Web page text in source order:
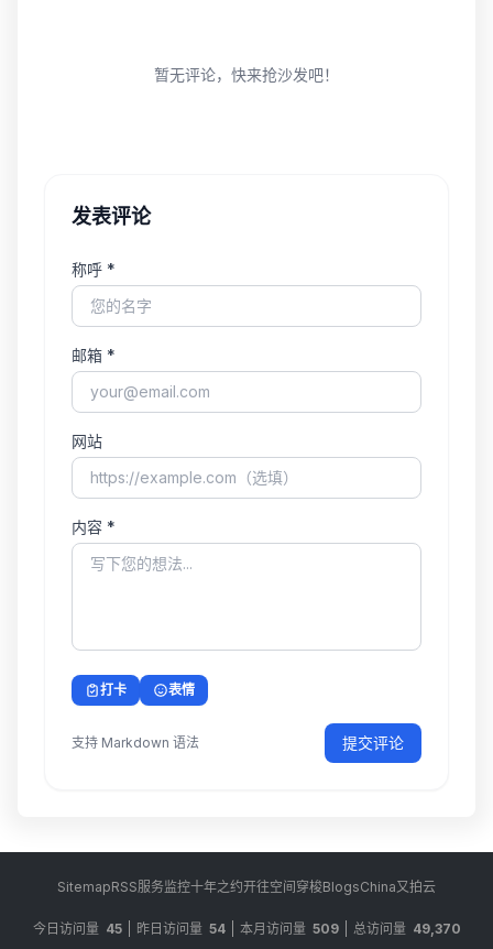
暂无评论，快来抢沙发吧！
发表评论
称呼 *
邮箱 *
网站
内容 *
打卡 表情
支持 Markdown 语法 提交评论
SitemapRSS服务监控十年之约开往空间穿梭BlogsChina又拍云
今日访问量 45 昨日访问量 54 本月访问量 509 总访问量 49,370